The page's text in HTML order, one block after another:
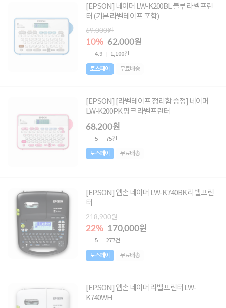
[EPSON] 네이머 LW-K200BL 블루 라벨프린
터 (기본 라벨테이프 포함)
69,000원
10% 62,000원
4.9 1,100건
토스페이 무료배송
[EPSON] [라벨테이프 정리함 증정] 네이머
LW-K200PK 핑크 라벨프린터
68,200원
5 75건
토스페이 무료배송
[EPSON] 엡손 네이머 LW-K740BK 라벨프린
터
218,900원
22% 170,000원
5 277건
토스페이 무료배송
[EPSON] 엡손 네이머 라벨프린터 LW-
K740WH